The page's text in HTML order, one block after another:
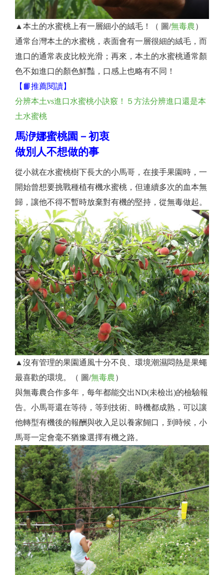
▲本土的水蜜桃上有一層細小的絨毛！（ 圖/無毒農）
通常台灣本土的水蜜桃，表面會有一層很細的絨毛，而
進口的通常表皮比較光滑；再來，本土的水蜜桃通常顏
色不如進口的顏色鮮豔，口感上也略有不同！
【📙推薦閱讀】
分辨本土vs進口水蜜桃小訣竅！５方法分辨進口還是本
土水蜜桃
馬洢娜蜜桃園－初衷
做別人不想做的事
從小就在水蜜桃樹下長大的小馬哥，在接手果園時，一
開始曾想要挑戰種植有機水蜜桃，但連續多次的血本無
歸，讓他不得不暫時放棄對有機的堅持，從無毒做起。
▲沒有管理的果園通風十分不良、環境潮濕悶熱是果蠅
最喜歡的環境。（ 圖/無毒農）
與無毒農合作多年，每年都能交出ND(未檢出)的檢驗報
告。小馬哥還在等待，等到技術、時機都成熟，可以讓
他轉型有機後的報酬與收入足以養家餬口，到時候，小
馬哥一定會毫不猶豫選擇有機之路。